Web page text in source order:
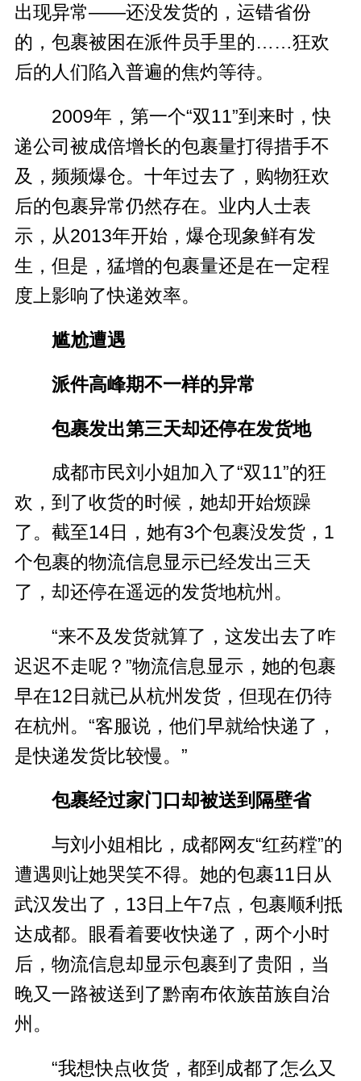
出现异常——还没发货的，运错省份
的，包裹被困在派件员手里的……狂欢
后的人们陷入普遍的焦灼等待。
2009年，第一个“双11”到来时，快
递公司被成倍增长的包裹量打得措手不
及，频频爆仓。十年过去了，购物狂欢
后的包裹异常仍然存在。业内人士表
示，从2013年开始，爆仓现象鲜有发
生，但是，猛增的包裹量还是在一定程
度上影响了快递效率。
尴尬遭遇
派件高峰期不一样的异常
包裹发出第三天却还停在发货地
成都市民刘小姐加入了“双11”的狂
欢，到了收货的时候，她却开始烦躁
了。截至14日，她有3个包裹没发货，1
个包裹的物流信息显示已经发出三天
了，却还停在遥远的发货地杭州。
“来不及发货就算了，这发出去了咋
迟迟不走呢？”物流信息显示，她的包裹
早在12日就已从杭州发货，但现在仍待
在杭州。“客服说，他们早就给快递了，
是快递发货比较慢。”
包裹经过家门口却被送到隔壁省
与刘小姐相比，成都网友“红药糛”的
遭遇则让她哭笑不得。她的包裹11日从
武汉发出了，13日上午7点，包裹顺利抵
达成都。眼看着要收快递了，两个小时
后，物流信息却显示包裹到了贵阳，当
晚又一路被送到了黔南布依族苗族自治
州。
“我想快点收货，都到成都了怎么又